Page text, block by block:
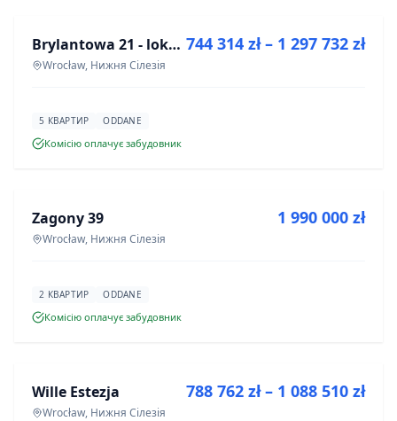
ІНВЕСТИЦІЯ Brylantowa 21 - lokale usługowe
Wrocław, Нижня Сілезія
744 314 zł – 1 297 732 zł
5 КВАРТИР ODDANE
Комісію оплачує забудовник
ІНВЕСТИЦІЯ
Zagony 39
Wrocław, Нижня Сілезія
1 990 000 zł
2 КВАРТИР ODDANE
Комісію оплачує забудовник
ІНВЕСТИЦІЯ
Wille Estezja
Wrocław, Нижня Сілезія
788 762 zł – 1 088 510 zł